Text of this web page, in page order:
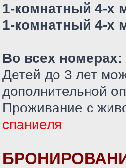
1-комнатный 4-х
1-комнатный 4-х
Во всех номерах:
Детей до 3 лет
дополнительной
Проживание с
спаниеля